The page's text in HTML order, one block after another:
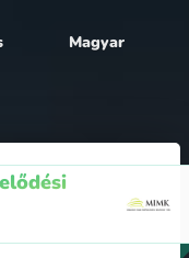
Magyar